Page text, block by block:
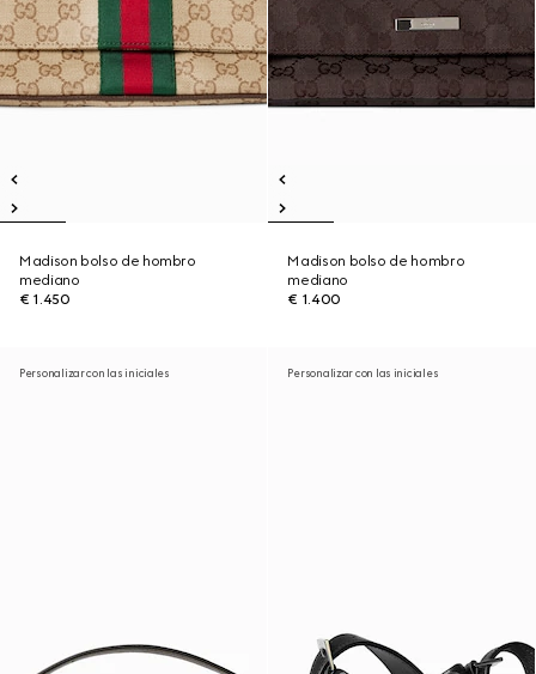
Madison bolso de hombro
mediano
€ 1.450
Madison bolso de hombro
mediano
€ 1.400
Personalizar con las iniciales Personalizar con las iniciales